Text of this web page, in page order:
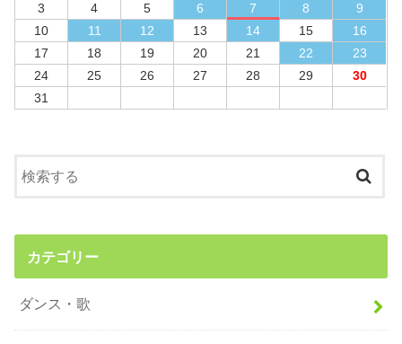
3
4 5 6 7 8
9
10
11 12 13 14 15
16
17
18 19 20 21 22
23
24
25 26 27 28 29
30
31
カテゴリー
ダンス・歌